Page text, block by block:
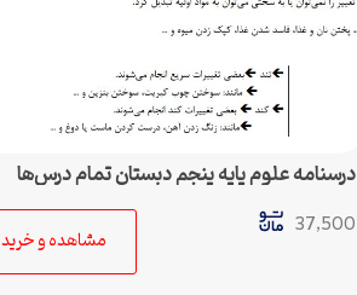
درسنامه علوم پایه پنجم دبستان تمام درس‌ها
37,500
مشاهده و خرید